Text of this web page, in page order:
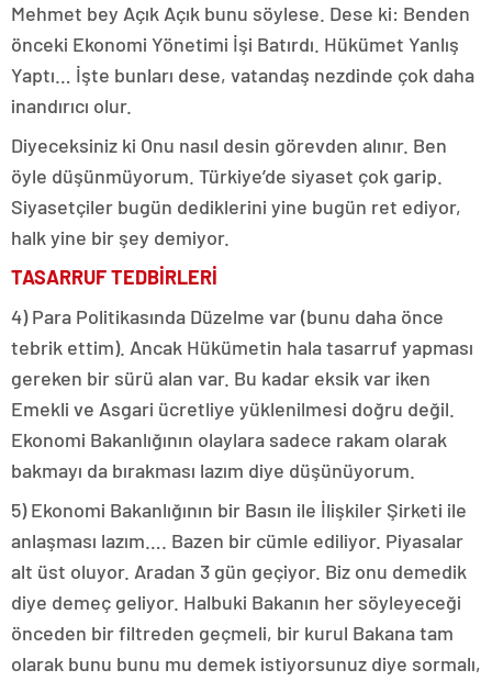
Mehmet bey Açık Açık bunu söylese. Dese ki: Benden
önceki Ekonomi Yönetimi İşi Batırdı. Hükümet Yanlış
Yaptı… İşte bunları dese, vatandaş nezdinde çok daha
inandırıcı olur.
Diyeceksiniz ki Onu nasıl desin görevden alınır. Ben
öyle düşünmüyorum. Türkiye’de siyaset çok garip.
Siyasetçiler bugün dediklerini yine bugün ret ediyor,
halk yine bir şey demiyor.
TASARRUF TEDBİRLERİ
4) Para Politikasında Düzelme var (bunu daha önce
tebrik ettim). Ancak Hükümetin hala tasarruf yapması
gereken bir sürü alan var. Bu kadar eksik var iken
Emekli ve Asgari ücretliye yüklenilmesi doğru değil.
Ekonomi Bakanlığının olaylara sadece rakam olarak
bakmayı da bırakması lazım diye düşünüyorum.
5) Ekonomi Bakanlığının bir Basın ile İlişkiler Şirketi ile
anlaşması lazım…. Bazen bir cümle ediliyor. Piyasalar
alt üst oluyor. Aradan 3 gün geçiyor. Biz onu demedik
diye demeç geliyor. Halbuki Bakanın her söyleyeceği
önceden bir filtreden geçmeli, bir kurul Bakana tam
olarak bunu bunu mu demek istiyorsunuz diye sormalı,